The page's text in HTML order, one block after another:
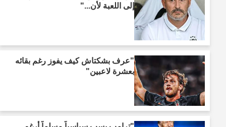
إلى اللعبة لأن..."
"عرف بشكتاش كيف يفوز رغم بقائه
بعشرة لاعبين"